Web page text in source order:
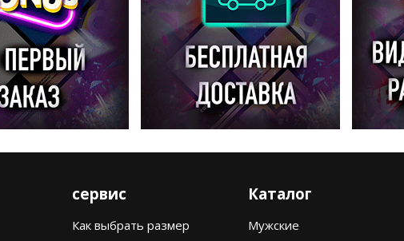
сервис
Как выбрать размер
Каталог
Мужские